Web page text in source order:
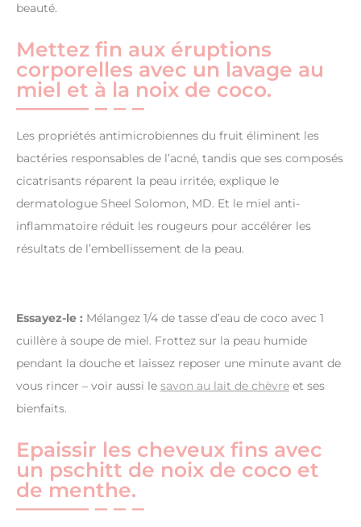
beauté.
Mettez fin aux éruptions
corporelles avec un lavage au
miel et à la noix de coco.
Les propriétés antimicrobiennes du fruit éliminent les
bactéries responsables de l’acné, tandis que ses composés
cicatrisants réparent la peau irritée, explique le
dermatologue Sheel Solomon, MD. Et le miel anti-
inflammatoire réduit les rougeurs pour accélérer les
résultats de l’embellissement de la peau.
Essayez-le : Mélangez 1/4 de tasse d’eau de coco avec 1
cuillère à soupe de miel. Frottez sur la peau humide
pendant la douche et laissez reposer une minute avant de
vous rincer – voir aussi le savon au lait de chèvre et ses
bienfaits.
Epaissir les cheveux fins avec
un pschitt de noix de coco et
de menthe.